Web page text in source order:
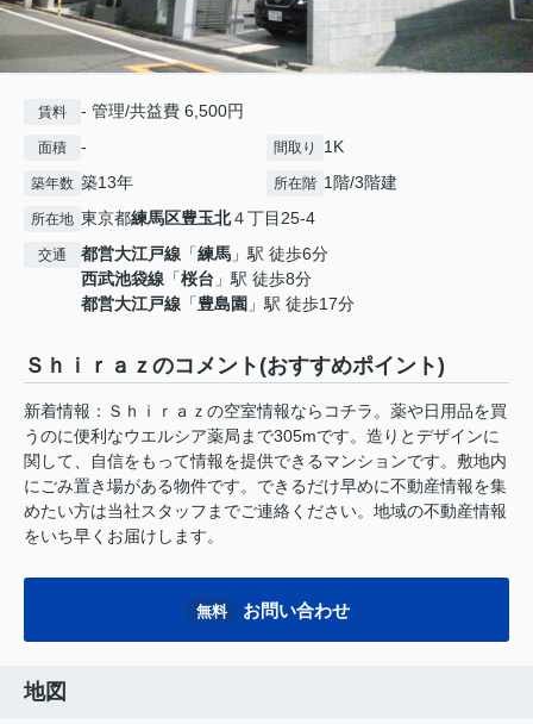
賃料 - 管理/共益費 6,500円
面積 - 間取り 1K
築年数 築13年 所在階 1階/3階建
所在地 東京都練馬区豊玉北４丁目25-4
交通 都営大江戸線 「練馬 」駅 徒歩6分
西武池袋線 「桜台 」駅 徒歩8分
都営大江戸線 「豊島園 」駅 徒歩17分
Ｓｈｉｒａｚのコメント(おすすめポイント)
新着情報：Ｓｈｉｒａｚの空室情報ならコチラ。薬や日用品を買
うのに便利なウエルシア薬局まで305mです。造りとデザインに
関して、自信をもって情報を提供できるマンションです。敷地内
にごみ置き場がある物件です。できるだけ早めに不動産情報を集
めたい方は当社スタッフまでご連絡ください。地域の不動産情報
をいち早くお届けします。
無料 お問い合わせ
地図